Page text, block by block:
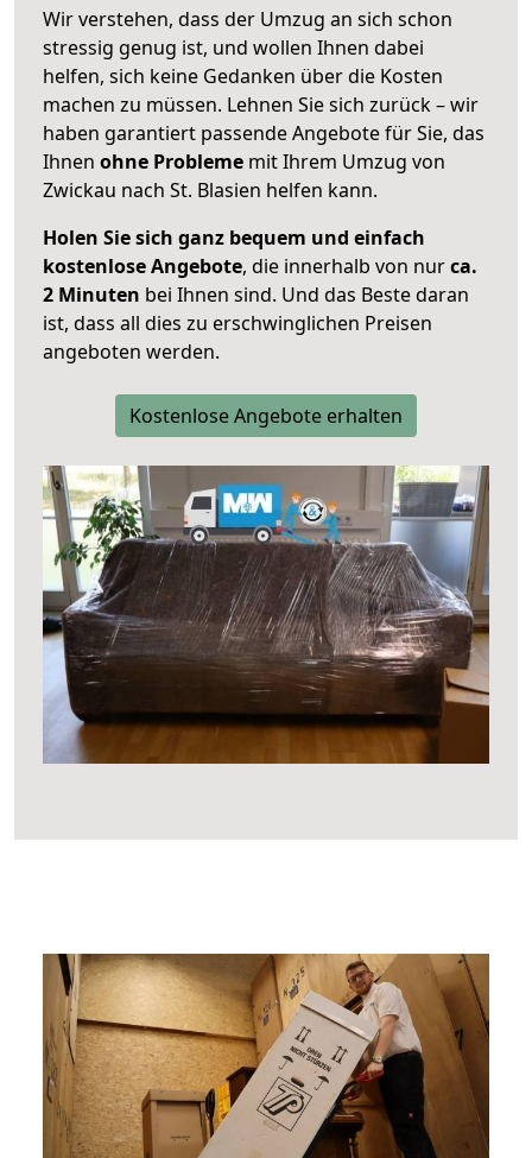
Wir verstehen, dass der Umzug an sich schon
stressig genug ist, und wollen Ihnen dabei
helfen, sich keine Gedanken über die Kosten
machen zu müssen. Lehnen Sie sich zurück – wir
haben garantiert passende Angebote für Sie, das
Ihnen ohne Probleme mit Ihrem Umzug von
Zwickau nach St. Blasien helfen kann.
Holen Sie sich ganz bequem und einfach
kostenlose Angebote, die innerhalb von nurca.
2 Minuten bei Ihnen sind. Und das Beste daran
ist, dass all dies zu erschwinglichen Preisen
angeboten werden.
Kostenlose Angebote erhalten